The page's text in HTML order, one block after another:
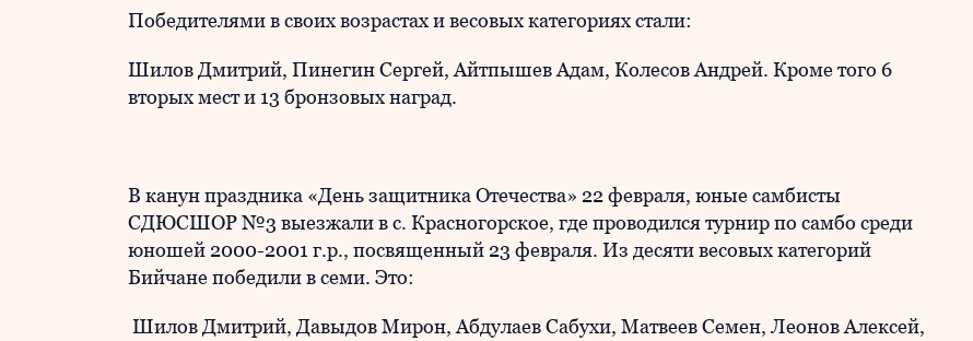
Победителями в своих возрастах и весовых категориях стали:
Шилов Дмитрий, Пинегин Сергей, Айтпышев Адам, Колесов Андрей. Кроме того 6
вторых мест и 13 бронзовых наград.
В канун праздника «День защитника Отечества» 22 февраля, юные самбисты
СДЮСШОР №3 выезжали в с. Красногорское, где проводился турнир по самбо среди
юношей 2000-2001 г.р., посвященный 23 февраля. Из десяти весовых категорий
Бийчане победили в семи. Это:
Шилов Дмитрий, Давыдов Мирон, Абдулаев Сабухи, Матвеев Семен, Леонов Алексей,